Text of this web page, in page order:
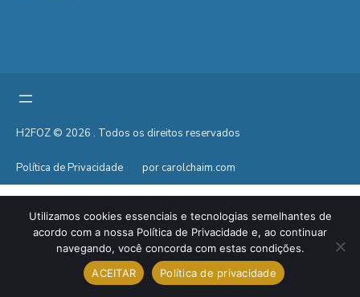
H2FOZ © 2026 . Todos os direitos reservados
Política de Privacidade por carolchaim.com
Utilizamos cookies essenciais e tecnologias semelhantes de
acordo com a nossa Política de Privacidade e, ao continuar
navegando, você concorda com estas condições.
ACEITAR
Política de privacidade